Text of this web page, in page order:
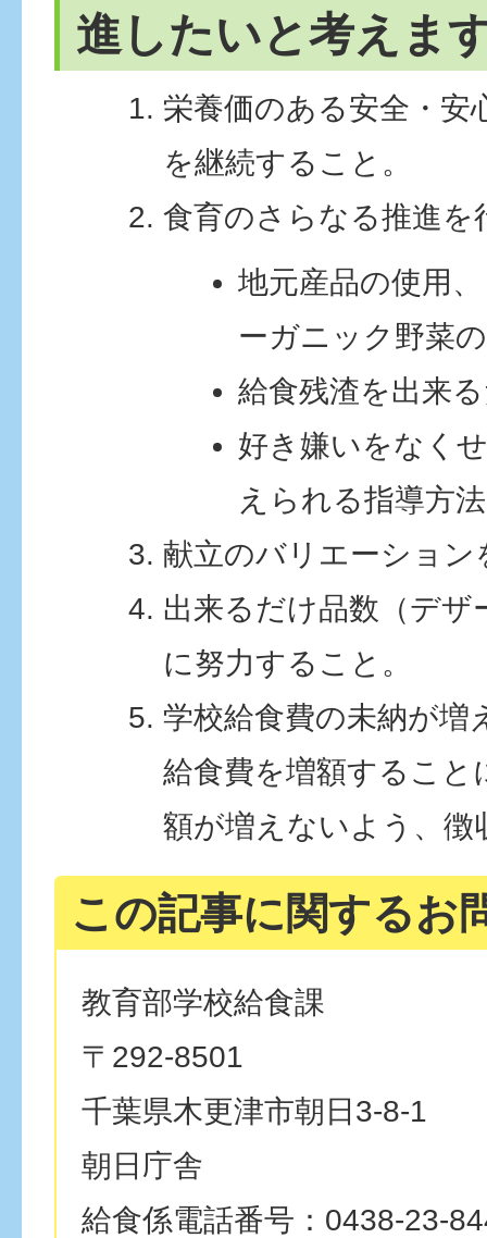
進したいと考えま
栄養価のある安全・安
を継続すること。
食育のさらなる推進を
地元産品の使用
ーガニック野菜
給食残渣を出来
好き嫌いをなく
えられる指導方
献立のバリエーション
出来るだけ品数（デザ
に努力すること。
学校給食費の未納が増
給食費を増額すること
額が増えないよう、徴
この記事に関するお
教育部学校給食課
〒292-8501
千葉県木更津市朝日3-8-1
朝日庁舎
給食係電話番号：0438-23-